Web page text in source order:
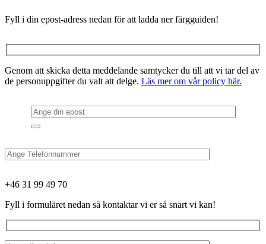
Fyll i din epost-adress nedan för att ladda ner färgguiden!
Genom att skicka detta meddelande samtycker du till att vi tar del av
de personuppgifter du valt att delge. Läs mer om vår policy här.
+46 31 99 49 70
Fyll i formuläret nedan så kontaktar vi er så snart vi kan!